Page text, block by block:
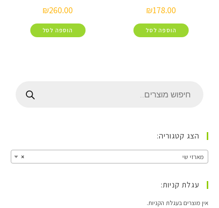
₪178.00
הוספה לסל
₪260.00
הוספה לסל
הצג קטגוריה:
× מארזי שי
עגלת קניות:
אין מוצרים בעגלת הקניות.